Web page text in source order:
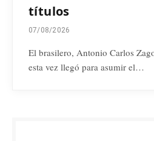
títulos
07/08/2026
El brasilero, Antonio Carlos
esta vez llegó para asumir el…